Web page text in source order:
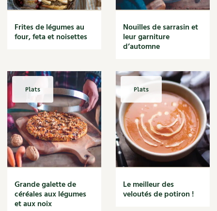
Carnets de saison
Compléments
Vidéos et podcasts
Conseils vidéo des4 saisons
Secrets d’abonné
La vie secrète du jardin
Secrets d'abonné
Astuces de jardinier
Autonomie et permaculture avec David
L'autonomie au jardin en 12 leçons
Frites de légumes au
four, feta et noisettes
Nouilles de sarrasin et
leur garniture
d’automne
Plats
Grande galette de
céréales aux légumes
et aux noix
Plats
Le meilleur des
veloutés de potiron !